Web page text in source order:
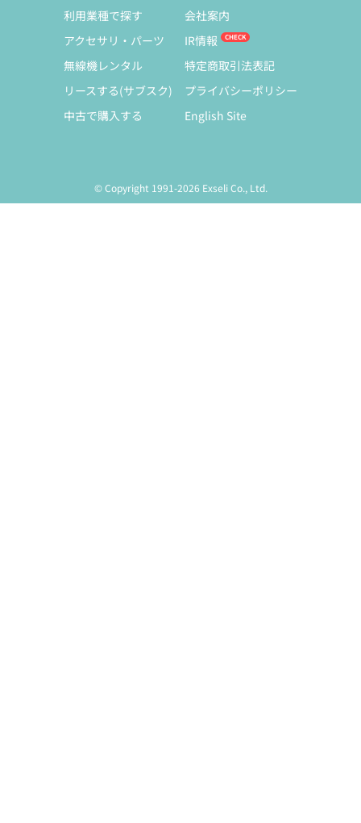
利用業種で探す
アクセサリ・パーツ
無線機レンタル
リースする(サブスク)
中古で購入する
会社案内
IR情報
特定商取引法表記
プライバシーポリシー
English Site
© Copyright 1991-2026 Exseli Co., Ltd.